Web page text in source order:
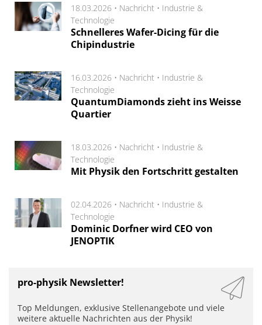
18.03.2026 • Nachricht • Industrie &
Technologie
Schnelleres Wafer-Dicing für die
Chipindustrie
16.03.2026 • Nachricht • Industrie &
Technologie
QuantumDiamonds zieht ins Weisse
Quartier
18.03.2026 • Nachricht • Industrie &
Technologie
Mit Physik den Fortschritt gestalten
02.04.2026 • Nachricht • Industrie &
Technologie
Dominic Dorfner wird CEO von
JENOPTIK
pro-physik Newsletter!
Top Meldungen, exklusive Stellenangebote und viele
weitere aktuelle Nachrichten aus der Physik!